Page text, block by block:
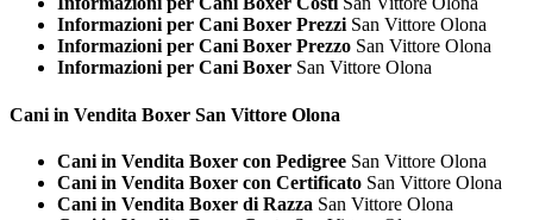
Informazioni per Cani Boxer PrezziSan Vittore Olona
Informazioni per Cani Boxer Prezzo San Vittore Olona
Informazioni per Cani Boxer San Vittore Olona
Cani in Vendita Boxer San Vittore Olona
Cani in Vendita Boxer con Pedigree San Vittore Olona
Cani in Vendita Boxer con Certificato San Vittore Olona
Cani in Vendita Boxer di Razza San Vittore Olona